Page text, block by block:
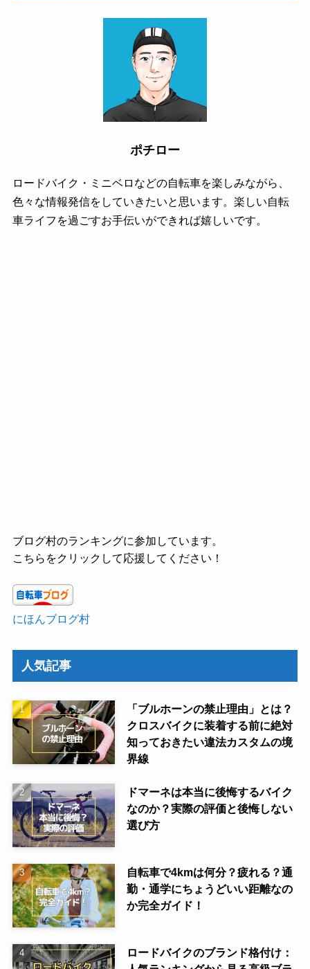
ポチロー
ロードバイク・ミニベロなどの自転車を楽しみながら、
色々な情報発信をしていきたいと思います。楽しい自転
車ライフを過ごすお手伝いができれば嬉しいです。
ブログ村のランキングに参加しています。
こちらをクリックして応援してください！
にほんブログ村
人気記事
「ブルホーンの禁止理由」とは？
クロスバイクに装着する前に絶対
知っておきたい違法カスタムの境
界線
ドマーネは本当に後悔するバイク
なのか？実際の評価と後悔しない
選び方
自転車で4kmは何分？疲れる？通
勤・通学にちょうどいい距離なの
か完全ガイド！
ロードバイクのブランド格付け：